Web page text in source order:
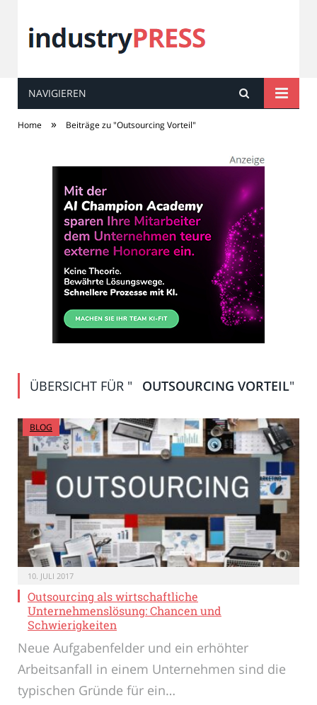
industryPRESS
NAVIGIEREN
Home » Beiträge zu "Outsourcing Vorteil"
ÜBERSICHT FÜR " OUTSOURCING VORTEIL"
BLOG
10. JULI 2017
Outsourcing als wirtschaftliche
Unternehmenslösung: Chancen und
Schwierigkeiten
Neue Aufgabenfelder und ein erhöhter
Arbeitsanfall in einem Unternehmen sind die
typischen Gründe für ein…